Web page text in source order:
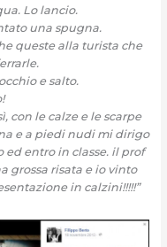
Lo lancio.
una spugna.
queste alla turista che
e salto.
con le calze e le scarpe
e a piedi nudi mi dirigo
ed entro in classe. il prof
grossa risata e io vinto
in calzini!!!!!”